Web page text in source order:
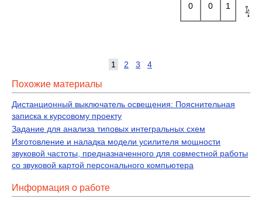
0 0 1
1 2 3 4
Похожие материалы
Дистанционный выключатель освещения: Пояснительная
записка к курсовому проекту
Задание для анализа типовых интегральных схем
Изготовление и наладка модели усилителя мощности
звуковой частоты, предназначенного для совместной работы
со звуковой картой персонального компьютера
Информация о работе